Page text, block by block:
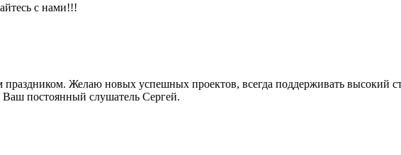
с нами!!!
Желаю новых успешных проектов, всегда поддерживать высокий
постоянный слушатель Сергей.